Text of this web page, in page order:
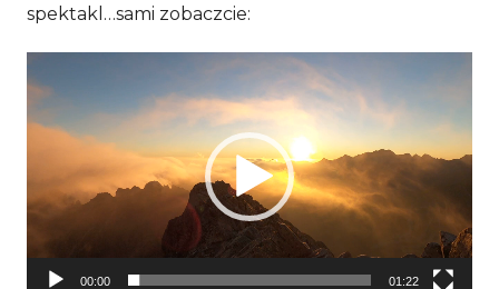
spektakl…sami zobaczcie:
video
00:00 01:22